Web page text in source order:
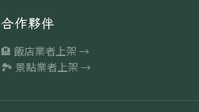
合作夥伴
🏨 飯店業者上架 →
🏞 景點業者上架 →